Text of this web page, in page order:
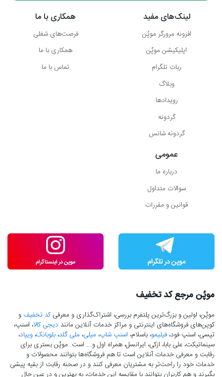
لینک‌های مفید
افزونه مرورگر موپُن
اپلیکیشن موپُن
ربات تلگرام
وبلاگ
رویدادها
گردونه
گردونه شانس
همکاری با ما
فرصت‌های شغلی
همکاری با ما
تماس با ما
عمومی
درباره ما
سوالات متداول
قوانین و مقررات
موپُن مرجع کد تخفیف
موپُن، اولین و بزرگ‌ترین پلتفرم بررسی، اشتراک‌گذاری و معرفیکد تخفیف و
کوپن‌های فروشگاه‌های اینترنتی و مراکز خدمات آنلاین مانند دیجی کالا، اسنپ،
تپسی، اسنپ فود، فیلیمو، باسلام، اسنپ شاپ، میلی، ملی گلد، بلوبانک، ویپاد،
سینماتیکت، علی بابا، ازکی، ایرانسل، همراه اول و... است. موپُن بستری برای
رقابت و معرفی خدمات آنلاین است تا هم فروشگاه‌ها بتوانند محصولات و
خدمات خود را راحت‌تر به مشتریان معرفی کنند و در صحنه رقابت از بقیه پیشی
بگیرند و هم کاربران بتوانند با مقایسه این خدمات، به بهترین و در عین حال